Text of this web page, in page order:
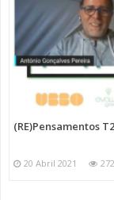
(RE)Pensamentos
20 Abril 2021